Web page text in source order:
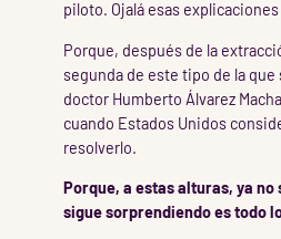
piloto. Ojalá esas
Porque, después de la
segunda de este tipo de la
doctor Humberto Álvarez
cuando Estados Unidos
resolverlo.
Porque, a estas alturas, ya
sigue sorprendiendo es todo